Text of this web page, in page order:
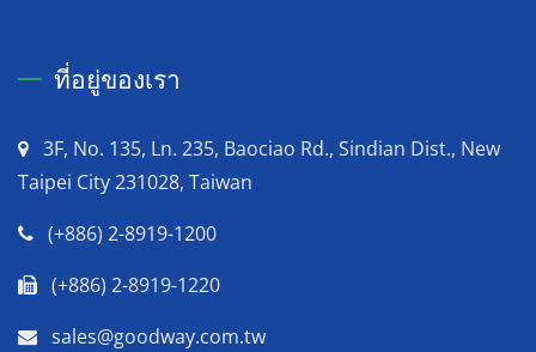
ที่อยู่ของเรา
3F, No. 135, Ln. 235, Baociao Rd., Sindian Dist., New
Taipei City 231028, Taiwan
(+886) 2-8919-1200
(+886) 2-8919-1220
sales@goodway.com.tw